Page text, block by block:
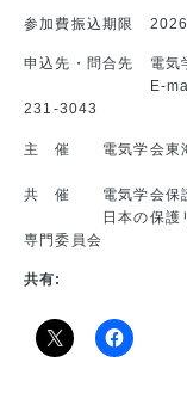
参加費振込期限 2026
申込先・問合先 電気
E-mail：ieej-
231-3043
主 催 電気学会東
共 催 電気学会保護
日本の保護リレー
専門委員会
共有: